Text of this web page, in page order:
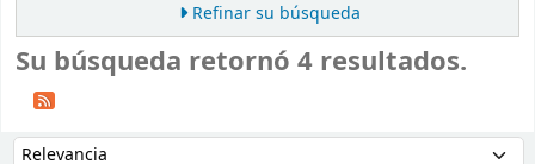
Refinar su búsqueda
Su búsqueda retornó 4 resultados.
Ordenar por: